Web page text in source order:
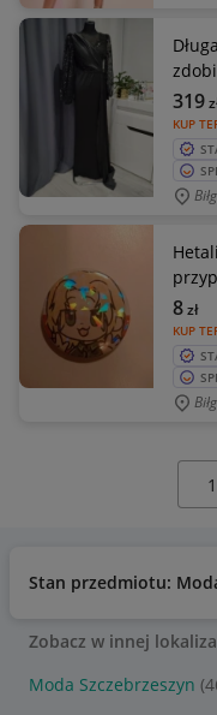
KUP
319
KUP
8zł
Stan przedmiotu:
Zobacz w innej
Moda Szczebrzeszyn